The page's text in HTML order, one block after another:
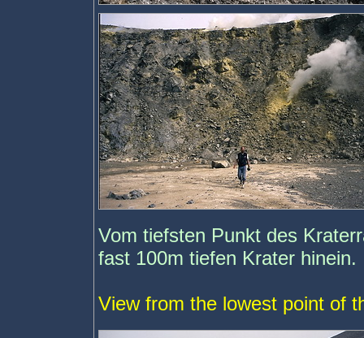
Vom tiefsten Punkt des
fast 100m tiefen Krater hinein.
View from the lowest point of